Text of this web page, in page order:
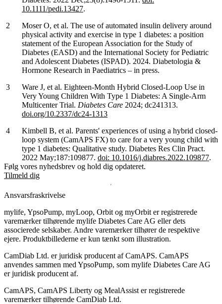
10.1111/pedi.13427.
Moser O, et al. The use of automated insulin delivery around
physical activity and exercise in type 1 diabetes: a position
statement of the European Association for the Study of
Diabetes (EASD) and the International Society for Pediatric
and Adolescent Diabetes (ISPAD). 2024. Diabetologia &
Hormone Research in Paediatrics – in press.
Ware J, et al. Eighteen-Month Hybrid Closed-Loop Use in
Very Young Children With Type 1 Diabetes: A Single-Arm
Multicenter Trial. Diabetes Care 2024; dc241313.
doi.org/10.2337/dc24-1313
Kimbell B, et al. Parents' experiences of using a hybrid closed-
loop system (CamAPS FX) to care for a very young child with
type 1 diabetes: Qualitative study. Diabetes Res Clin Pract.
2022 May;187:109877. doi: 10.1016/j.diabres.2022.109877.
Følg vores nyhedsbrev og hold dig opdateret.
Tilmeld dig
Ansvarsfraskrivelse
mylife, YpsoPump, myLoop, Orbit og myOrbit er registrerede
varemærker tilhørende mylife Diabetes Care AG eller dets
associerede selskaber. Andre varemærker tilhører de respektive
ejere. Produktbillederne er kun tænkt som illustration.
CamDiab Ltd. er juridisk producent af CamAPS. CamAPS
anvendes sammen med YpsoPump, som mylife Diabetes Care AG
er juridisk producent af.
CamAPS, CamAPS Liberty og MealAssist er registrerede
varemærker tilhørende CamDiab Ltd.